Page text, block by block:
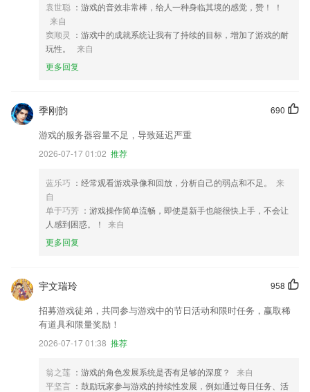
袁世聪 ：游戏的音效非常棒，给人一种身临其境的感觉，赞！ ！
来自
窦顺灵 ：游戏中的成就系统让我有了持续的目标，增加了游戏的耐
玩性。
来自
更多回复
690
季刚韵
游戏的服务器容量不足，导致延迟严重
2026-07-17 01:02 推荐
蓝乐巧 ：经常观看游戏录像和回放，分析自己的弱点和不足。
来
自
单于巧芳 ：游戏操作简单流畅，即使是新手也能很快上手，不会让
人感到困惑。！
来自
更多回复
958
宇文瑞玲
招募游戏徒弟，共同参与游戏中的节日活动和限时任务，赢取稀
有道具和限量奖励！
2026-07-17 01:38 推荐
翁之莲 ：游戏的角色发展系统是否有足够的深度？
来自
平坚言 ：鼓励玩家参与游戏的持续性发展，例如通过每日任务、活